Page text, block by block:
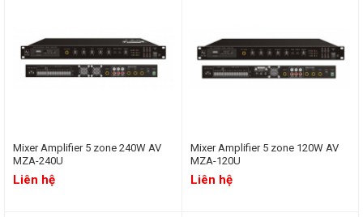
Mixer Amplifier 5 zone 240W AV
MZA-240U
Liên hệ
Mixer Amplifier 5 zone 120W AV
MZA-120U
Liên hệ